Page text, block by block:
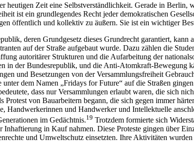
heutigen Zeit eine Selbstverständlichkeit. Gerade in
ist ein grundlegendes Recht jeder demokratischen
öffentlich und kollektiv zu äußern. Sie ist ein wichtiger
deren Grundgesetz dieses Grundrecht garantiert,
auf der Straße aufgebaut wurde. Dazu zählen die
autoritärer Strukturen und die Aufarbeitung der
in der Bundesrepublik, und die Anti-Atomkraft-Bewegung
und Besetzungen von der Versammlungsfreiheit
unter dem Namen „Fridays for Future“ auf die Straßen
dass nur Versammlungen erlaubt waren, die sich
Protest von Bauarbeitern begann, die sich gegen immer
Handwerkerinnen und Handwerker und Intellektuelle
im Gedächtnis.19 Trotzdem formierte sich
in Kauf nahmen. Diese Proteste gingen über
und Umweltschutz einsetzten. Ihre Aktivitäten